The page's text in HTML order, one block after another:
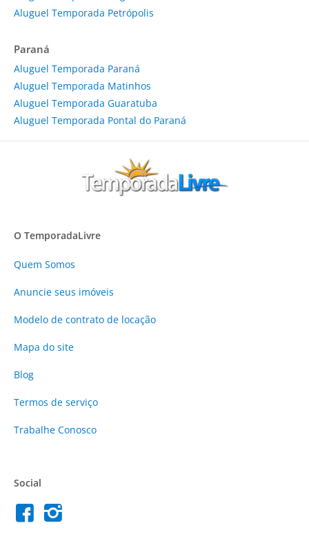
Aluguel Temporada Petrópolis
Paraná
Aluguel Temporada Paraná
Aluguel Temporada Matinhos
Aluguel Temporada Guaratuba
Aluguel Temporada Pontal do Paraná
O TemporadaLivre
Quem Somos
Anuncie seus imóveis
Modelo de contrato de locação
Mapa do site
Blog
Termos de serviço
Trabalhe Conosco
Social